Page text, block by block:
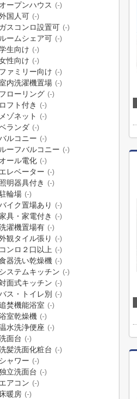
オープンハウス (-)
国人可 (-)
ガスコンロ設置可 (-)
ルームシェア可 (-)
生向け (-)
性向け (-)
ファミリー向け (-)
内洗濯機置場 (-)
フローリング (-)
ロフト付き (-)
メゾネット (-)
ランダ (-)
ルコニー (-)
ルーフバルコニー (-)
オール電化 (-)
エレベーター (-)
照明器具付き (-)
輪場 (-)
イク置場あり (-)
具・家電付き (-)
濯機置場有 (-)
観タイル張り (-)
コンロ２口以上 (-)
器洗い乾燥機 (-)
システムキッチン (-)
面式キッチン (-)
ス・トイレ別 (-)
焚機能浴室 (-)
室乾燥機 (-)
水洗浄便座 (-)
面台 (-)
髪洗面化粧台 (-)
シャワー (-)
立洗面台 (-)
エアコン (-)
床暖房 (-)